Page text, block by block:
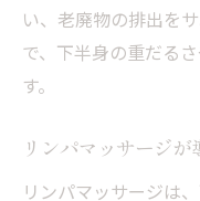
筋膜リリー
リンパマッ
筋膜リリ
い、老廃物の排出を
で、下半身の重だる
す。
リンパマッサージ
リンパマッサージは